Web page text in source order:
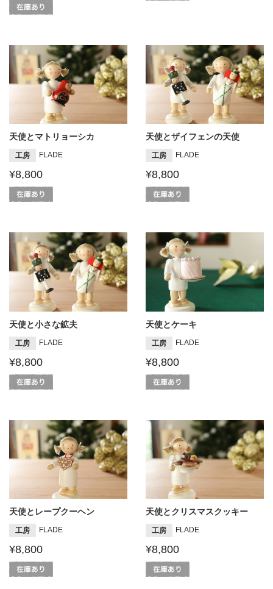
天使とマトリョーシカ
工房 FLADE
¥8,800
天使とザイフェンの天使
工房 FLADE
¥8,800
天使と小さな鉱夫
工房 FLADE
¥8,800
天使とケーキ
工房 FLADE
¥8,800
天使とレープクーヘン
工房 FLADE
¥8,800
天使とクリスマスクッキー
工房 FLADE
¥8,800